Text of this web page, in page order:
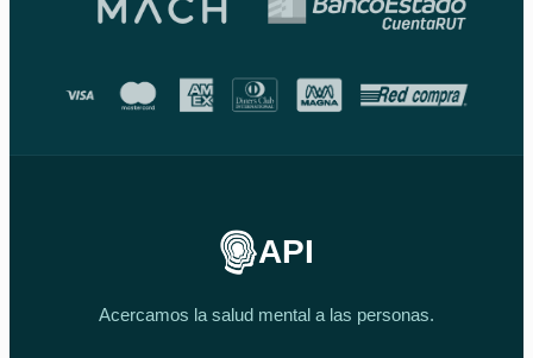
API
Acercamos la salud mental a las personas.